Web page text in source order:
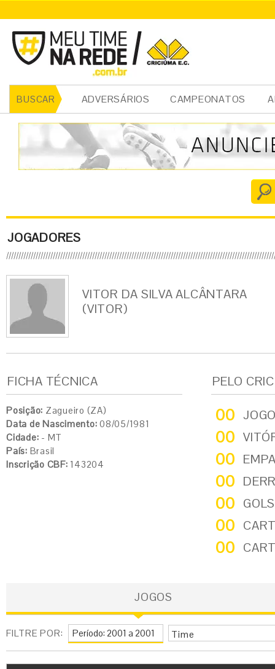
BUSCAR ADVERSÁRIOS CAMPEONATOS
JOGADORES
VITOR DA SILVA ALCÂNTARA
(VITOR)
FICHA TÉCNICA
Posição: Zagueiro (ZA)
Data de Nascimento: 08/05/1981
Cidade: - MT
País: Brasil
Inscrição CBF: 143204
PELO
00
00
00
00
00
00
00
JOGOS
FILTRE POR: Time